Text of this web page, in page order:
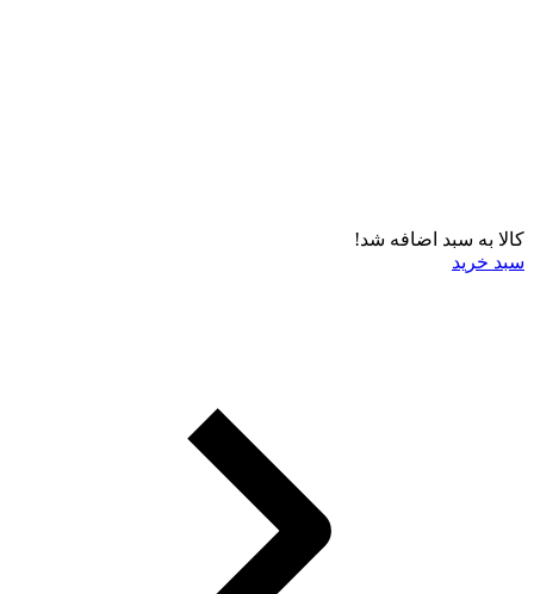
کالا به سبد اضافه شد!
سبد خرید